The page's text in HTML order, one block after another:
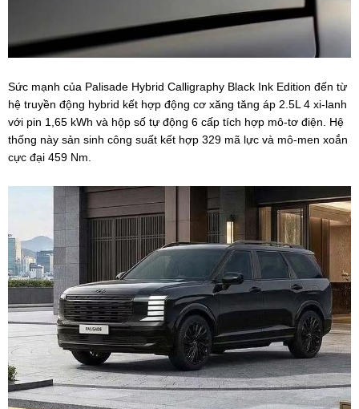
Sức mạnh của Palisade Hybrid Calligraphy Black Ink Edition đến từ
hệ truyền động hybrid kết hợp động cơ xăng tăng áp 2.5L 4 xi-lanh
với pin 1,65 kWh và hộp số tự động 6 cấp tích hợp mô-tơ điện. Hệ
thống này sản sinh công suất kết hợp 329 mã lực và mô-men xoắn
cực đại 459 Nm.